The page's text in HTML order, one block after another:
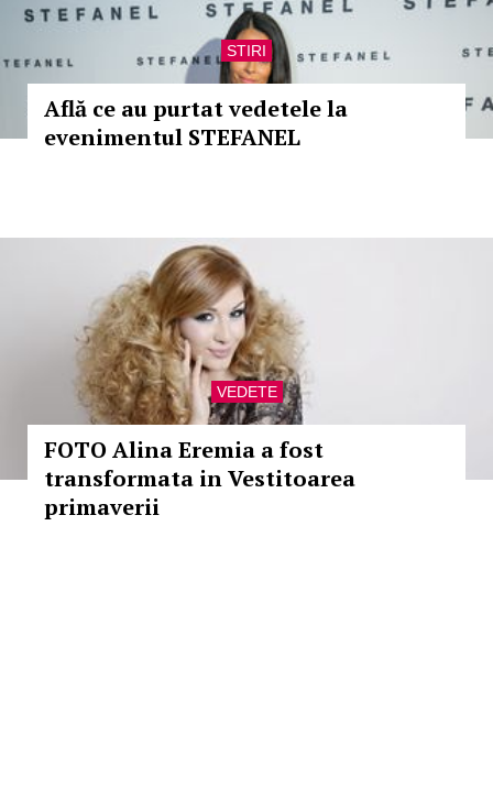
STIRI
Află ce au purtat vedetele la
evenimentul STEFANEL
VEDETE
FOTO Alina Eremia a fost
transformata in Vestitoarea
primaverii